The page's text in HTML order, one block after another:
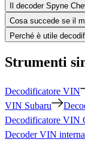
Il decoder Spyne
Cosa succede se il
Perché è utile
Strumenti
Decodificatore VIN
VIN Subaru
Decodificatore VIN
Decoder VIN